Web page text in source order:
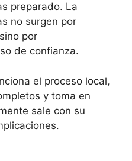
preparado. La
no surgen por
por
de confianza.
el proceso local,
y toma en
sale con su